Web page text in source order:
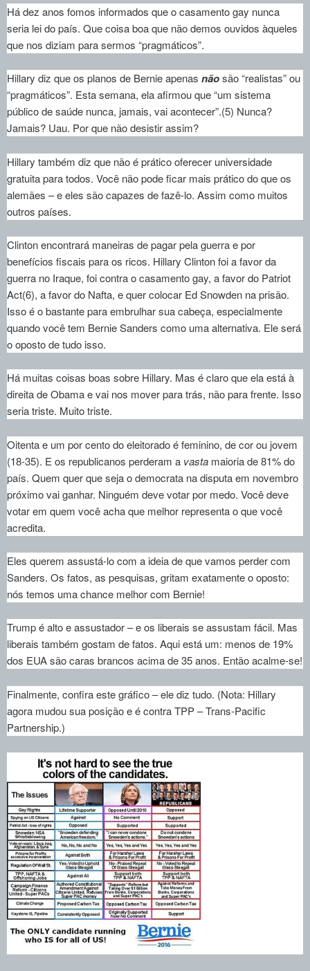
Há dez anos fomos informados que o casamento gay nunca
seria lei do país. Que coisa boa que não demos ouvidos àqueles
que nos diziam para sermos “pragmáticos”.
Hillary diz que os planos de Bernie apenas nãosão “realistas” ou
“pragmáticos”. Esta semana, ela afirmou que “um sistema
público de saúde nunca, jamais, vai acontecer”.(5) Nunca?
Jamais? Uau. Por que não desistir assim?
Hillary também diz que não é prático oferecer universidade
gratuita para todos. Você não pode ficar mais prático do que os
alemães – e eles são capazes de fazê-lo. Assim como muitos
outros países.
Clinton encontrará maneiras de pagar pela guerra e por
benefícios fiscais para os ricos. Hillary Clinton foi a favor da
guerra no Iraque, foi contra o casamento gay, a favor do Patriot
Act(6), a favor do Nafta, e quer colocar Ed Snowden na prisão.
Isso é o bastante para embrulhar sua cabeça, especialmente
quando você tem Bernie Sanders como uma alternativa. Ele será
o oposto de tudo isso.
Há muitas coisas boas sobre Hillary. Mas é claro que ela está à
direita de Obama e vai nos mover para trás, não para frente. Isso
seria triste. Muito triste.
Oitenta e um por cento do eleitorado é feminino, de cor ou jovem
(18-35). E os republicanos perderam a vasta maioria de 81% do
país. Quem quer que seja o democrata na disputa em novembro
próximo vai ganhar. Ninguém deve votar por medo. Você deve
votar em quem você acha que melhor representa o que você
acredita.
Eles querem assustá-lo com a ideia de que vamos perder com
Sanders. Os fatos, as pesquisas, gritam exatamente o oposto:
nós temos uma chance melhor com Bernie!
Trump é alto e assustador – e os liberais se assustam fácil. Mas
liberais também gostam de fatos. Aqui está um: menos de 19%
dos EUA são caras brancos acima de 35 anos. Então acalme-se!
Finalmente, confira este gráfico – ele diz tudo. (Nota: Hillary
agora mudou sua posição e é contra TPP – Trans-Pacific
Partnership.)